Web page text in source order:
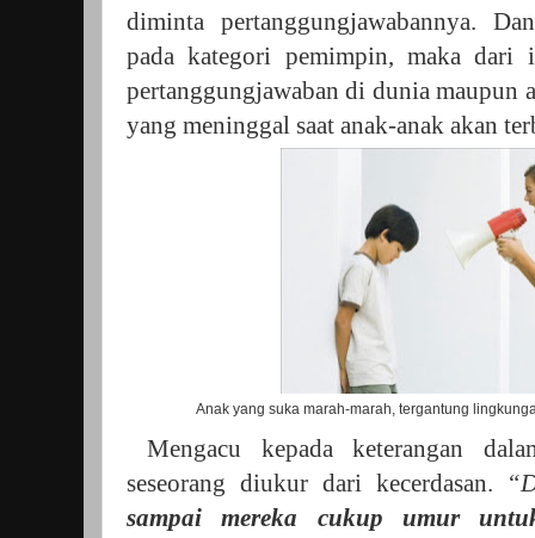
diminta pertanggungjawabannya.
pada kategori pemimpin, maka
pertanggungjawaban di dunia maupun
yang meninggal saat anak-anak akan
Anak yang suka marah-marah, tergantung
Mengacu kepada keterangan
seseorang diukur dari kecerdasan.
sampai mereka cukup umur